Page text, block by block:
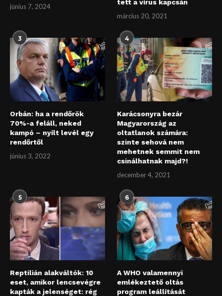
június 7, 2024
tett a vírus kapcsán
március 20, 2021
3
Orbán: ha a rendőrök
70%-a feláll, neked
kampó – nyílt levél egy
rendőrtől
június 3, 2022
4
Karácsonyra bezár
Magyarország az
oltatlanok számára:
szinte sehová nem
mehetnek semmit nem
csinálhatnak majd?!
december 4, 2021
5
Reptilián alakváltók: 10
eset, amikor lencsevégre
kapták a jelenséget: rég
6
A WHO valamennyi
emlékeztető oltás
program leállítását